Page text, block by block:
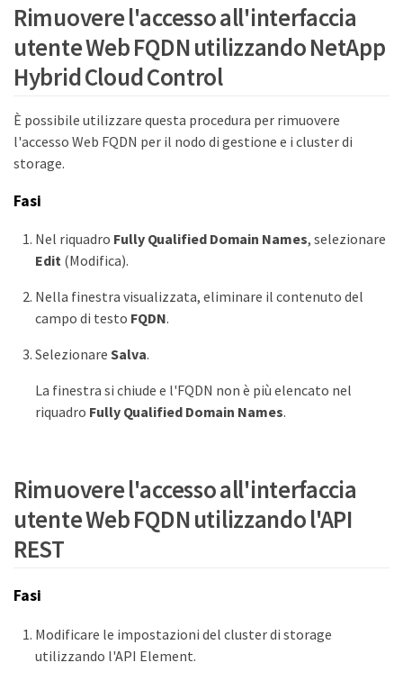
Rimuovere l'accesso all'interfaccia
utente Web FQDN utilizzando NetApp
Hybrid Cloud Control
È possibile utilizzare questa procedura per rimuovere
l'accesso Web FQDN per il nodo di gestione e i cluster di
storage.
Fasi
Nel riquadro Fully Qualified Domain Names, selezionare
Edit(Modifica).
Nella finestra visualizzata, eliminare il contenuto del
campo di testo FQDN.
Selezionare Salva.
La finestra si chiude e l'FQDN non è più elencato nel
riquadro Fully Qualified Domain Names.
Rimuovere l'accesso all'interfaccia
utente Web FQDN utilizzando l'API
REST
Fasi
Modificare le impostazioni del cluster di storage
utilizzando l'API Element.